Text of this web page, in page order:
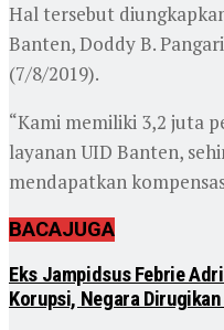
Hal tersebut
Banten, Doddy B.
(7/8/2019).
“Kami memiliki 3,2 juta
layanan UID Banten,
mendapatkan
BACAJUGA
Eks Jampidsus Febrie
Korupsi, Negara